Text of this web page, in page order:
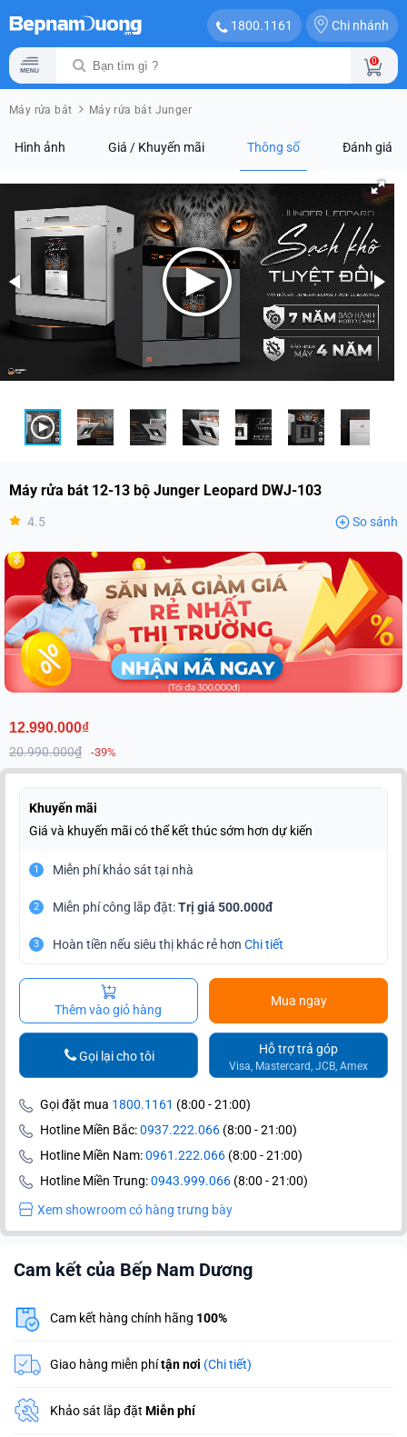
1800.1161 Chi nhánh
0
Máy rửa bát Máy rửa bát Junger
Hình ảnh Giá / Khuyến mãi Thông số Đánh giá
Máy rửa bát 12-13 bộ Junger Leopard DWJ-103
4.5 So sánh
12.990.000₫
20.990.000₫ -39%
Khuyến mãi
Giá và khuyến mãi có thể kết thúc sớm hơn dự kiến
1 Miễn phí khảo sát tại nhà
2 Miễn phí công lắp đặt:Trị giá 500.000đ
3 Hoàn tiền nếu siêu thị khác rẻ hơn Chi tiết
Thêm vào giỏ hàng
Mua ngay
Hỗ trợ trả góp
Visa, Mastercard, JCB, Amex
Gọi lại cho tôi
Gọi đặt mua 1800.1161 (8:00 - 21:00)
Hotline Miền Bắc:0937.222.066 (8:00 - 21:00)
Hotline Miền Nam:0961.222.066 (8:00 - 21:00)
Hotline Miền Trung:0943.999.066 (8:00 - 21:00)
Xem showroom có hàng trưng bày
Cam kết của Bếp Nam Dương
Cam kết hàng chính hãng 100%
Giao hàng miễn phítận nơi (Chi tiết)
Khảo sát lắp đặt Miễn phí